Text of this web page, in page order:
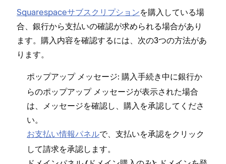
Squarespaceサブスクリプシ⁠ョンを購入している場
合⁠、銀行から支払いの確認が求められる場合があり
ます⁠。購入内容を確認するには⁠、次の3つの方法があ
ります⁠。
ポ⁠ップア⁠ップ メ⁠ッセ⁠ージ⁠: 購入手続き中に銀行か
らのポ⁠ップア⁠ップ メ⁠ッセ⁠ージが表示された場合
は⁠、メ⁠ッセ⁠ージを確認し⁠、購入を承認してくださ
い⁠。
お支払い情報パネルで⁠、 支払いを承認をクリ⁠ック
して請求を承認します⁠。